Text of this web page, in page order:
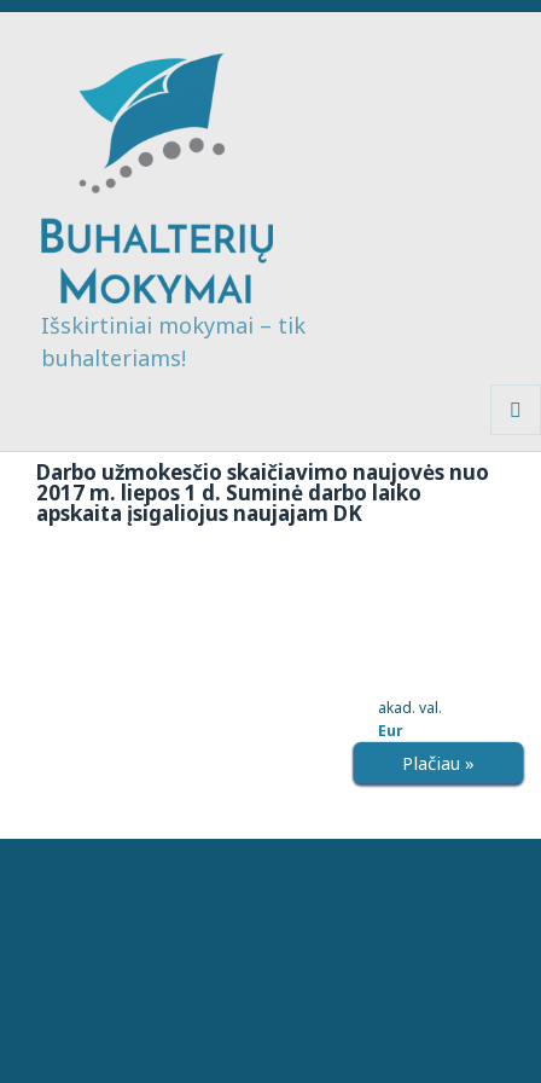
Išskirtiniai mokymai – tik
buhalteriams!
Darbo užmokesčio skaičiavimo naujovės nuo
2017 m. liepos 1 d. Suminė darbo laiko
apskaita įsigaliojus naujajam DK
akad. val.
Eur
Plačiau »